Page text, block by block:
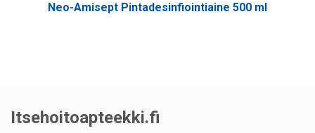
Neo-Amisept Pintadesinfiointiaine 500 ml
Itsehoitoapteekki.fi